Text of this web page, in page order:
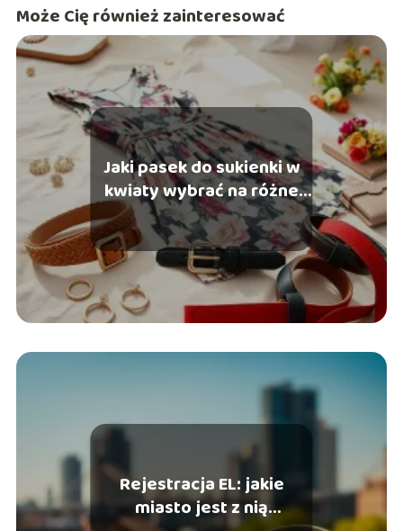
Może Cię również zainteresować
Jaki pasek do sukienki w
kwiaty wybrać na różne
okazje?
Rejestracja EL: jakie
miasto jest z nią